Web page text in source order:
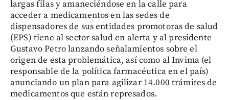
largas filas y amaneciéndose en la calle para
acceder a medicamentos en las sedes de
dispensadores de sus entidades promotoras de salud
(EPS) tiene al sector salud en alerta y al presidente
Gustavo Petro lanzando señalamientos sobre el
origen de esta problemática, así como al Invima (el
responsable de la política farmacéutica en el país)
anunciando un plan para agilizar 14.000 trámites de
medicamentos que están represados.